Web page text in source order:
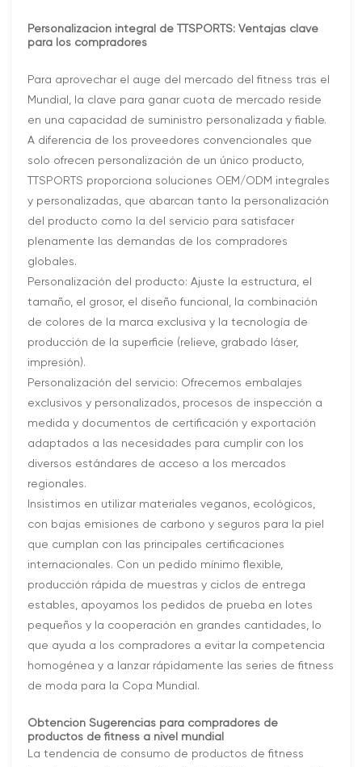
Personalización integral de TTSPORTS: Ventajas clave
para los compradores
Para aprovechar el auge del mercado del fitness tras el
Mundial, la clave para ganar cuota de mercado reside
en una capacidad de suministro personalizada y fiable.
A diferencia de los proveedores convencionales que
solo ofrecen personalización de un único producto,
TTSPORTS proporciona soluciones OEM/ODM integrales
y personalizadas, que abarcan tanto la personalización
del producto como la del servicio para satisfacer
plenamente las demandas de los compradores
globales.
Personalización del producto: Ajuste la estructura, el
tamaño, el grosor, el diseño funcional, la combinación
de colores de la marca exclusiva y la tecnología de
producción de la superficie (relieve, grabado láser,
impresión).
Personalización del servicio: Ofrecemos embalajes
exclusivos y personalizados, procesos de inspección a
medida y documentos de certificación y exportación
adaptados a las necesidades para cumplir con los
diversos estándares de acceso a los mercados
regionales.
Insistimos en utilizar materiales veganos, ecológicos,
con bajas emisiones de carbono y seguros para la piel
que cumplan con las principales certificaciones
internacionales. Con un pedido mínimo flexible,
producción rápida de muestras y ciclos de entrega
estables, apoyamos los pedidos de prueba en lotes
pequeños y la cooperación en grandes cantidades, lo
que ayuda a los compradores a evitar la competencia
homogénea y a lanzar rápidamente las series de fitness
de moda para la Copa Mundial.
Obtención Sugerencias para compradores de
productos de fitness a nivel mundial
La tendencia de consumo de productos de fitness